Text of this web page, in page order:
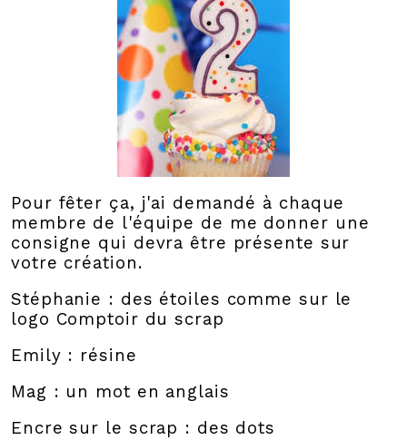
Pour fêter ça, j'ai demandé à chaque
membre de l'équipe de me donner une
consigne qui devra être présente sur
votre création.
Stéphanie : des étoiles comme sur le
logo Comptoir du scrap
Emily : résine
Mag : un mot en anglais
Encre sur le scrap : des dots